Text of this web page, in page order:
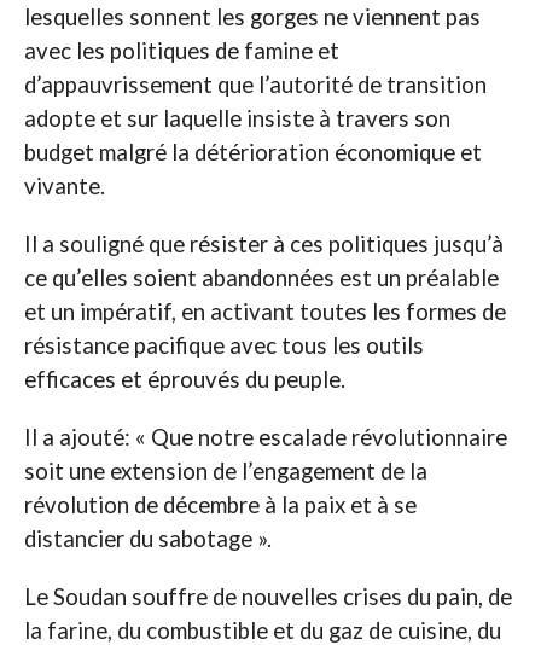
lesquelles sonnent les gorges ne viennent pas
avec les politiques de famine et
d’appauvrissement que l’autorité de transition
adopte et sur laquelle insiste à travers son
budget malgré la détérioration économique et
vivante.
Il a souligné que résister à ces politiques jusqu’à
ce qu’elles soient abandonnées est un préalable
et un impératif, en activant toutes les formes de
résistance pacifique avec tous les outils
efficaces et éprouvés du peuple.
Il a ajouté: « Que notre escalade révolutionnaire
soit une extension de l’engagement de la
révolution de décembre à la paix et à se
distancier du sabotage ».
Le Soudan souffre de nouvelles crises du pain, de
la farine, du combustible et du gaz de cuisine, du